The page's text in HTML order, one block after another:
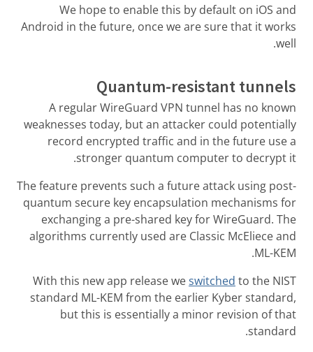
We hope to enable this by default on iOS and
Android in the future, once we are sure that it works
well.
Quantum-resistant tunnels
A regular WireGuard VPN tunnel has no known
weaknesses today, but an attacker could potentially
record encrypted traffic and in the future use a
stronger quantum computer to decrypt it.
The feature prevents such a future attack using post-
quantum secure key encapsulation mechanisms for
exchanging a pre-shared key for WireGuard. The
algorithms currently used are Classic McEliece and
ML-KEM.
With this new app release weswitched to the NIST
standard ML-KEM from the earlier Kyber standard,
but this is essentially a minor revision of that
standard.